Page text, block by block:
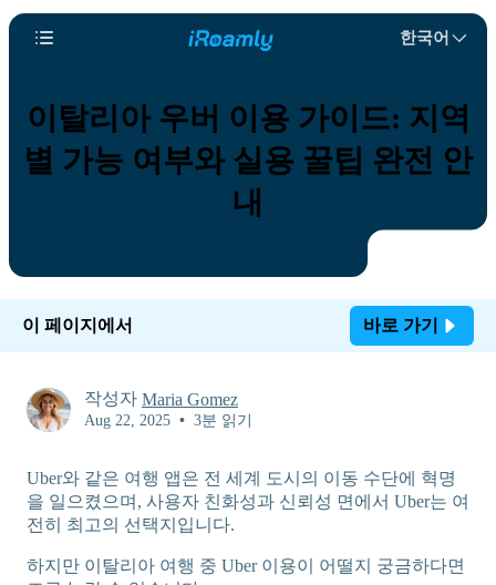
한국어
이탈리아 우버 이용 가이드: 지역
별 가능 여부와 실용 꿀팁 완전 안
내
이 페이지에서 바로 가기
작성자 Maria Gomez
Aug 22, 2025 • 3분 읽기
Uber와 같은 여행 앱은 전 세계 도시의 이동 수단에 혁명
을 일으켰으며, 사용자 친화성과 신뢰성 면에서 Uber는 여
전히 최고의 선택지입니다.
하지만 이탈리아 여행 중 Uber 이용이 어떨지 궁금하다면